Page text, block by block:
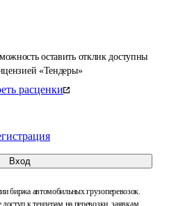
оставить отклик доступны
«Тендеры»
расценки
Вход
биржа автомобильных грузоперевозок.
доступ к тендерам на перевозки, заявкам